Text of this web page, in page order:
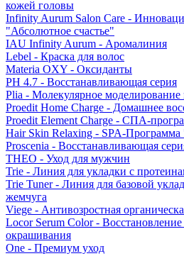
кожей головы
Infinity Aurum Salon Care -
"Абсолютное счастье"
IAU Infinity Aurum - Аромалиния
Lebel - Краска для волос
Materia OXY - Оксиданты
PH 4.7 - Восстанавливающая серия
Plia - Молекулярное моделирование
Proedit Home Charge - Домашнее
Proedit Element Charge - СПА-
Hair Skin Relaxing - SPA-
Proscenia - Восстанавливающая
THEO - Уход для мужчин
Trie - Линия для укладки с
Trie Tuner - Линия для базовой
жемчуга
Viege - Антивозростная
Locor Serum Color -
окрашивания
One - Премиум уход